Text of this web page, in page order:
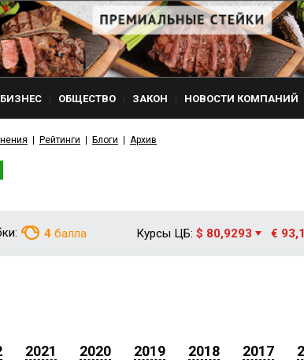
БИЗНЕС ОБЩЕСТВО ЗАКОН НОВОСТИ КОМПАНИЙ
Рейтинги Блоги Архив
4 балла Курсы ЦБ: $ 80,9293 €
2021 2020 2019 2018 2017